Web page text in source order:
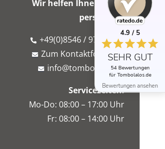
Wir helfen Ihnen gerne
persönlich!
+49(0)8546 / 975 766 7
Zum Kontaktformular
info@tombolalos.de
Servicezeiten:
Mo-Do: 08:00 – 17:00 Uhr
Fr: 08:00 – 14:00 Uhr
4.9 / 5
SEHR GUT
54 Bewertungen
für Tombolalos.de
Bewertungen ansehen